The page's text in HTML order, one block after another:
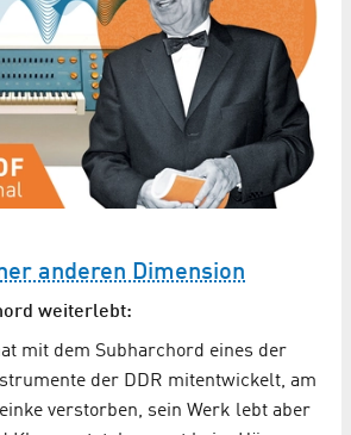
anderen Dimension
weiterlebt:
mit dem Subharchord eines der
der DDR mitentwickelt, am
verstorben, sein Werk lebt aber